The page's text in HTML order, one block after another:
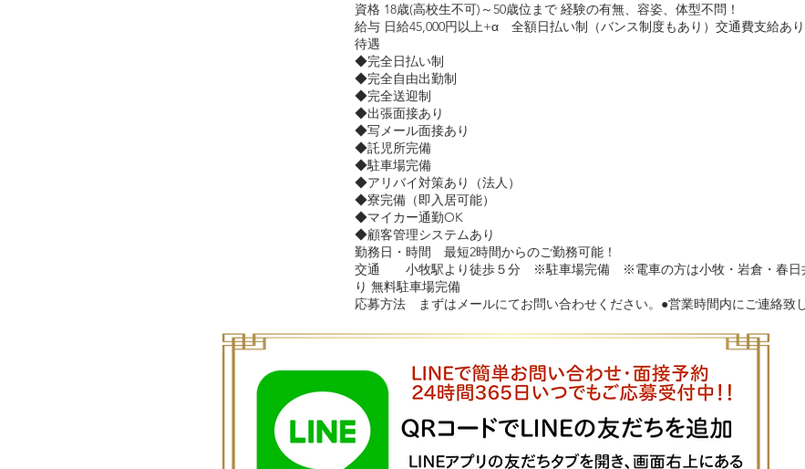
資格 18歳(高校生不可)～50歳位まで 経験の有無、容姿、体型不問！
給与 日給45,000円以上+α 全額日払い制（バンス制度もあり）交通費支給あり
待遇
◆完全日払い制
◆完全自由出勤制
◆完全送迎制
◆出張面接あり
◆写メール面接あり
◆託児所完備
◆駐車場完備
◆アリバイ対策あり（法人）
◆寮完備（即入居可能）
◆マイカー通勤OK
◆顧客管理システムあり
勤務日・時間 最短2時間からのご勤務可能！
交通 小牧駅より徒歩５分 ※駐車場完備 ※電車の方は小牧・岩倉・春日
り 無料駐車場完備
応募方法 まずはメールにてお問い合わせください。●営業時間内にご連絡致し